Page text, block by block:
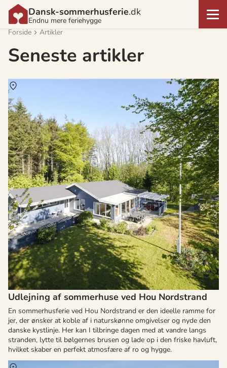
Dansk-sommerhusferie.dk
Endnu mere feriehygge
Forside
Artikler
Seneste artikler
Udlejning af sommerhuse ved Hou Nordstrand
En sommerhusferie ved Hou Nordstrand er den ideelle ramme for
jer, der ønsker at koble af i naturskønne omgivelser og nyde den
danske kystlinje. Her kan I tilbringe dagen med at vandre langs
stranden, lytte til bølgernes brusen og lade op i den friske havluft,
hvilket skaber en perfekt atmosfære af ro og hygge.